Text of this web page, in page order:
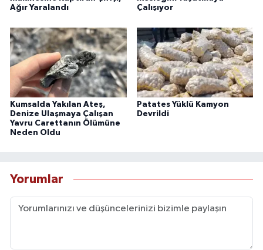
Ağır Yaralandı
Çalışıyor
Kumsalda Yakılan Ateş,
Denize Ulaşmaya Çalışan
Yavru Carettanın Ölümüne
Neden Oldu
Patates Yüklü Kamyon
Devrildi
Yorumlar